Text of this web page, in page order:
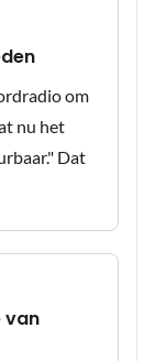
om
nu het
Dat
van